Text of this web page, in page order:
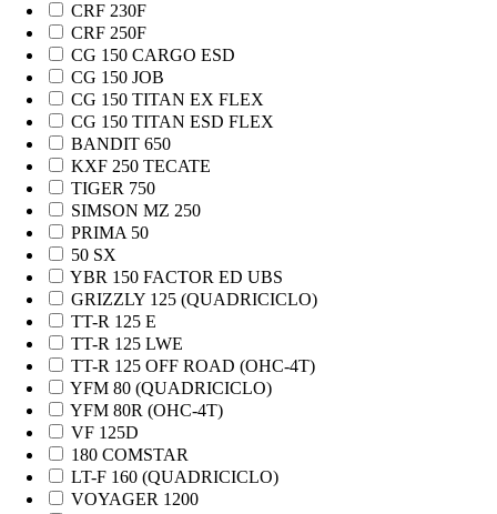
CRF 230F
CRF 250F
CG 150 CARGO ESD
CG 150 JOB
CG 150 TITAN EX FLEX
CG 150 TITAN ESD FLEX
BANDIT 650
KXF 250 TECATE
TIGER 750
SIMSON MZ 250
PRIMA 50
50 SX
YBR 150 FACTOR ED UBS
GRIZZLY 125 (QUADRICICLO)
TT-R 125 E
TT-R 125 LWE
TT-R 125 OFF ROAD (OHC-4T)
YFM 80 (QUADRICICLO)
YFM 80R (OHC-4T)
VF 125D
180 COMSTAR
LT-F 160 (QUADRICICLO)
VOYAGER 1200